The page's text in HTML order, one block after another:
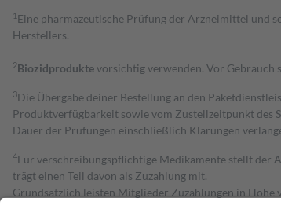
1 Eine pharmazeutische Prüfung der Arzneimittel und
Herstellers.
2Biozidproduktevorsichtig verwenden. Vor
3Die Übergabe deiner Bestellung an den
Produktverfügbarkeit sowie vom Zustellzeitpunkt des
Dauer der Prüfungen einschließlich Klärungen
4Für verschreibungspflichtige Medikamente stellt der
trägt einen Teil davon als Zuzahlung mit.
Grundsätzlich leisten Mitglieder Zuzahlungen in Höhe